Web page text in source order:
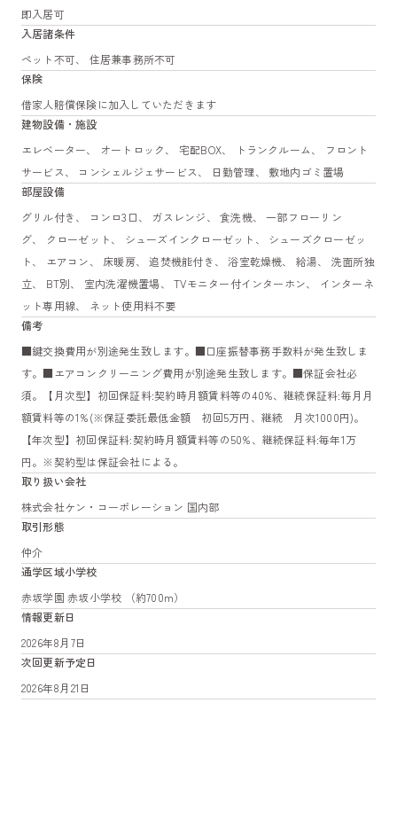
即入居可
入居諸条件
ペット不可、 住居兼事務所不可
保険
借家人賠償保険に加入していただきます
建物設備・施設
エレベーター、 オートロック、 宅配BOX、 トランクルーム、 フロント
サービス、 コンシェルジェサービス、 日勤管理、 敷地内ゴミ置場
部屋設備
グリル付き、 コンロ3口、 ガスレンジ、 食洗機、 一部フローリン
グ、 クローゼット、 シューズインクローゼット、 シューズクローゼッ
ト、 エアコン、 床暖房、 追焚機能付き、 浴室乾燥機、 給湯、 洗面所独
立、 BT別、 室内洗濯機置場、 TVモニター付インターホン、 インターネ
ット専用線、 ネット使用料不要
備考
■鍵交換費用が別途発生致します。■口座振替事務手数料が発生致しま
す。■エアコンクリーニング費用が別途発生致します。■保証会社必
須。【月次型】初回保証料:契約時月額賃料等の40%、継続保証料:毎月月
額賃料等の1%(※保証委託最低金額 初回5万円、継続 月次1000円)。
【年次型】初回保証料:契約時月額賃料等の50%、継続保証料:毎年1万
円。※契約型は保証会社による。
取り扱い会社
株式会社ケン・コーポレーション 国内部
取引形態
仲介
通学区域小学校
赤坂学園 赤坂小学校 （約700m）
情報更新日
2026年8月7日
次回更新予定日
2026年8月21日